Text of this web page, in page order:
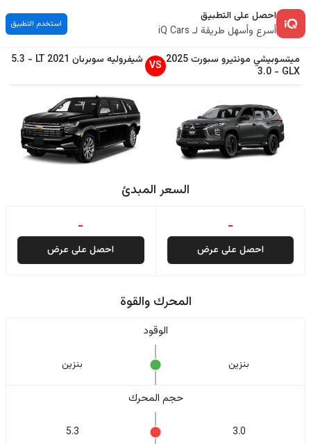
احصل على التطبيق
أسرع وأسهل طريقة لـ iQ Cars
استخدم التطبيق
ميتسوبيشي مونتيرو سبورت2025
GLX
-
3.0
VS شيفروليه سوبربان 2021
LT
-
5.3
السعر المبدئ
-
احصل على عرض
-
احصل على عرض
المحرك والقوة
الوقود
بنزين بنزين
حجم المحرك
3.0
5.3